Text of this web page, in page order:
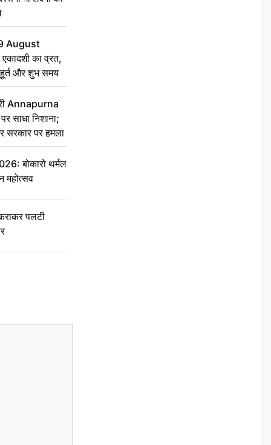
August
का व्रत,
और शुभ समय
Annapurna
साधा निशाना;
सरकार पर हमला
बोकारो थर्मल
महोत्सव
पलटी